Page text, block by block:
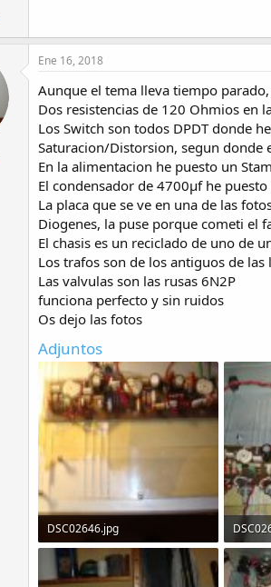
Ene 16, 2018
Aunque el tema lleva tiempo
Dos resistencias de 120 Ohmios en
Los Switch son todos DPDT donde
Saturacion/Distorsion, segun donde
En la alimentacion he puesto un
El condensador de 4700µf he
La placa que se ve en una de las
Diogenes, la puse porque cometi el
El chasis es un reciclado de uno de
Los trafos son de los antiguos de
Las valvulas son las rusas 6N2P
funciona perfecto y sin ruidos
Os dejo las fotos
Adjuntos
DSC02646.jpg
64.3 KB · Visitas: 137
124.2